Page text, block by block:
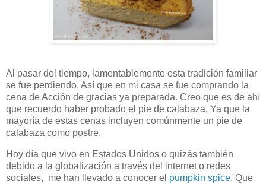
Al pasar del tiempo, lamentablemente esta tradición familiar
se fue perdiendo. Así que en mi casa se fue comprando la
cena de Acción de gracias ya preparada. Creo que es de ahí
que recuerdo haber probado el pie de calabaza. Ya que la
mayoría de estas cenas incluyen comúnmente un pie de
calabaza como postre.
Hoy día que vivo en Estados Unidos o quizás también
debido a la globalización a través del internet o redes
sociales, me han llevado a conocer el pumpkin spice. Que